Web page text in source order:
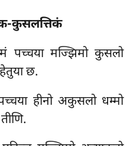
कुसलत्तिकं
पच्चया मज्झिमो कुसलो
छ.
हीनो अकुसलो धम्मो